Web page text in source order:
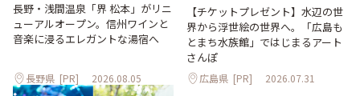
長野・浅間温泉「界 松本」がリニ
ューアルオープン。信州ワインと
音楽に浸るエレガントな湯宿へ
長野県 [PR] 2026.08.05
【チケットプレゼント】水辺の世
界から浮世絵の世界へ。「広島も
とまち水族館」ではじまるアート
さんぽ
広島県 [PR] 2026.07.31